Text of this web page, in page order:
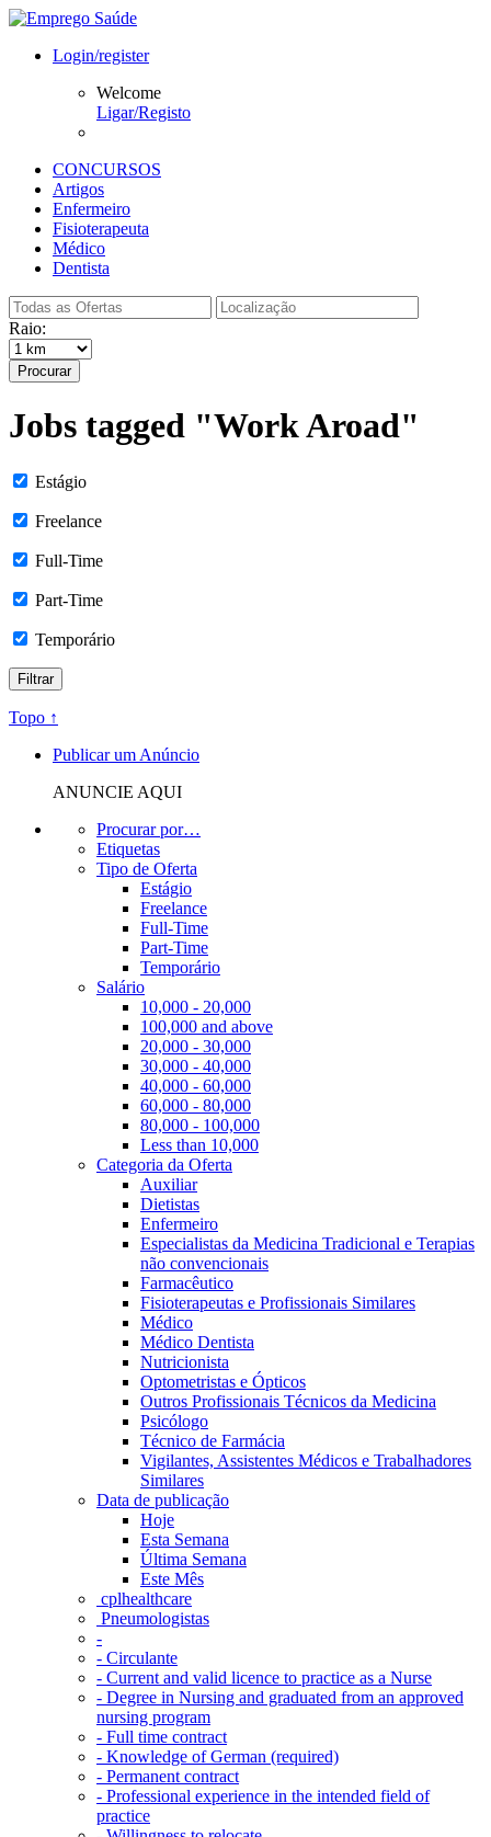
Login/register
Welcome
Ligar/Registo
CONCURSOS
Artigos
Enfermeiro
Fisioterapeuta
Médico
Dentista
Raio:
Procurar
Jobs tagged "Work Aroad"
Estágio
Freelance
Full-Time
Part-Time
Temporário
Topo ↑
Publicar um Anúncio
ANUNCIE AQUI
Procurar por…
Etiquetas
Tipo de Oferta
Estágio
Freelance
Full-Time
Part-Time
Temporário
Salário
10,000 - 20,000
100,000 and above
20,000 - 30,000
30,000 - 40,000
40,000 - 60,000
60,000 - 80,000
80,000 - 100,000
Less than 10,000
Categoria da Oferta
Auxiliar
Dietistas
Enfermeiro
Especialistas da Medicina Tradicional e Terapias
não convencionais
Farmacêutico
Fisioterapeutas e Profissionais Similares
Médico
Médico Dentista
Nutricionista
Optometristas e Ópticos
Outros Profissionais Técnicos da Medicina
Psicólogo
Técnico de Farmácia
Vigilantes, Assistentes Médicos e Trabalhadores
Similares
Data de publicação
Hoje
Esta Semana
Última Semana
Este Mês
‎ cplhealthcare‬
Pneumologistas
-
- Circulante
- Current and valid licence to practice as a Nurse
- Degree in Nursing and graduated from an approved
nursing program
- Full time contract
- Knowledge of German (required)
- Permanent contract
- Professional experience in the intended field of
practice